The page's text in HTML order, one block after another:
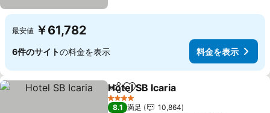
最安値 ￥61,782
6件のサイトの料金を表示 料金を表示
シェアお気に入りに追加
Hotel SB Icaria
4 ホテルのランク
8.1 満足
10,864